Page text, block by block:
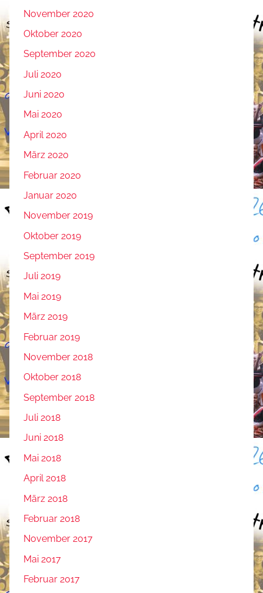
November 2020
Oktober 2020
September 2020
Juli 2020
Juni 2020
Mai 2020
April 2020
März 2020
Februar 2020
Januar 2020
November 2019
Oktober 2019
September 2019
Juli 2019
Mai 2019
März 2019
Februar 2019
November 2018
Oktober 2018
September 2018
Juli 2018
Juni 2018
Mai 2018
April 2018
März 2018
Februar 2018
November 2017
Mai 2017
Februar 2017